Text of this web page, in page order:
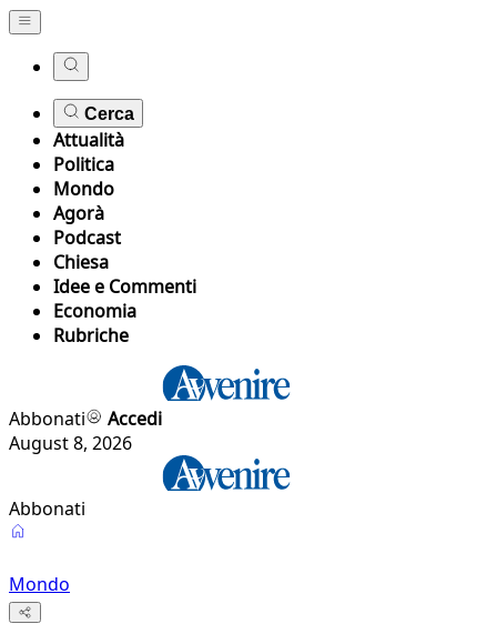
Cerca
Attualità
Politica
Mondo
Agorà
Podcast
Chiesa
Idee e Commenti
Economia
Rubriche
Abbonati
Accedi
August 8, 2026
Abbonati
Mondo